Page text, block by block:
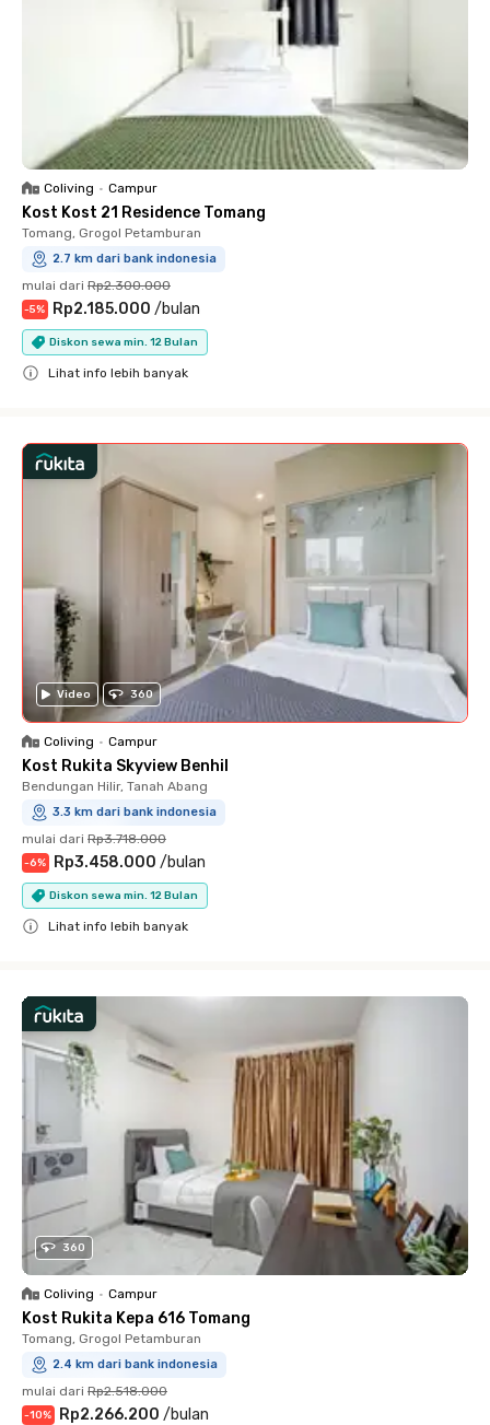
Coliving • Campur
Kost Kost 21 Residence Tomang
Tomang, Grogol Petamburan
2.7 km dari bank indonesia
mulai dari Rp2.300.000
-5% Rp2.185.000 /bulan
Diskon sewa min. 12 Bulan
Lihat info lebih banyak
Video 360
Coliving • Campur
Kost Rukita Skyview Benhil
Bendungan Hilir, Tanah Abang
3.3 km dari bank indonesia
mulai dari Rp3.718.000
-6% Rp3.458.000 /bulan
Diskon sewa min. 12 Bulan
Lihat info lebih banyak
360
Coliving • Campur
Kost Rukita Kepa 616 Tomang
Tomang, Grogol Petamburan
2.4 km dari bank indonesia
mulai dari Rp2.518.000
-10% Rp2.266.200 /bulan